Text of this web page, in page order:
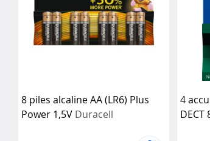
8 piles alcaline AA (LR6) Plus
Power 1,5V Duracell
4